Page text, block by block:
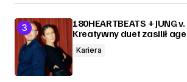
180HEARTBEATS + JUNG
Kreatywny duet zasilił
Kariera